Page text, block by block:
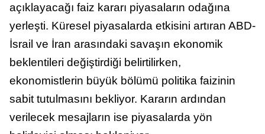
açıklayacağı faiz kararı piyasaların odağına
yerleşti. Küresel piyasalarda etkisini artıran ABD-
İsrail ve İran arasındaki savaşın ekonomik
beklentileri değiştirdiği belirtilirken,
ekonomistlerin büyük bölümü politika faizinin
sabit tutulmasını bekliyor. Kararın ardından
verilecek mesajların ise piyasalarda yön